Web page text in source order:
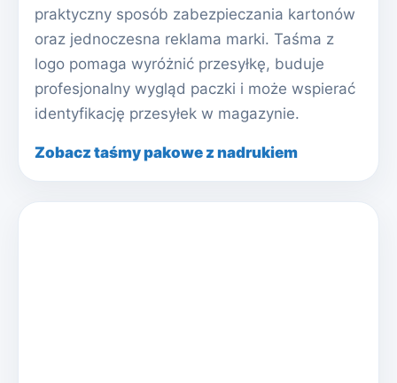
praktyczny sposób zabezpieczania kartonów
oraz jednoczesna reklama marki. Taśma z
logo pomaga wyróżnić przesyłkę, buduje
profesjonalny wygląd paczki i może wspierać
identyfikację przesyłek w magazynie.
Zobacz taśmy pakowe z nadrukiem